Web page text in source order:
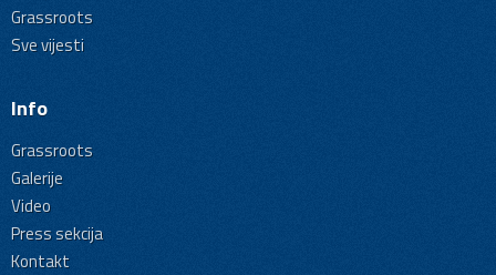
Grassroots
Sve vijesti
Info
Grassroots
Galerije
Video
Press sekcija
Kontakt